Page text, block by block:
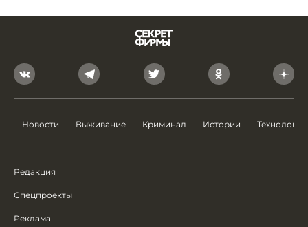
Новости Выживание Криминал Истории Технологии
Редакция
Спецпроекты
Реклама